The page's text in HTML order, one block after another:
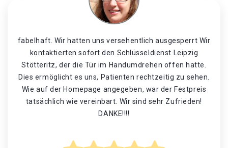
fabelhaft. Wir hatten uns versehentlich ausgesperrt Wir
kontaktierten sofort den Schlüsseldienst Leipzig
Stötteritz, der die Tür im Handumdrehen offen hatte.
Dies ermöglicht es uns, Patienten rechtzeitig zu sehen.
Wie auf der Homepage angegeben, war der Festpreis
tatsächlich wie vereinbart. Wir sind sehr Zufrieden!
DANKE!!!!